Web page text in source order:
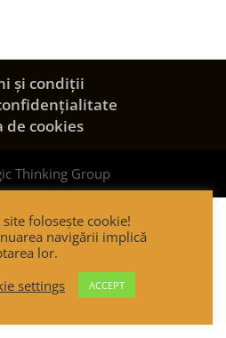
și condiții
de cookies
Thinking Group
site folosește cookie!
navigării implică
lor.
settings
ACCEPT